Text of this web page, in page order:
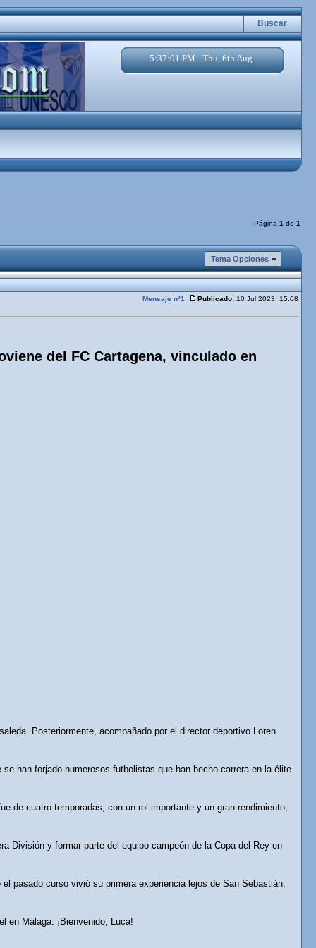
Buscar
5:37:02 PM - Thu, 6th Aug
Página 1 de 1
Tema Opciones
Mensaje nº1 Publicado: 10 Jul 2023, 15:08
del FC Cartagena, vinculado en
Posteriormente, acompañado por el director deportivo Loren
han forjado numerosos futbolistas que han hecho carrera en la élite
de cuatro temporadas, con un rol importante y un gran rendimiento,
División y formar parte del equipo campeón de la Copa del Rey en
pasado curso vivió su primera experiencia lejos de San Sebastián,
en Málaga. ¡Bienvenido, Luca!